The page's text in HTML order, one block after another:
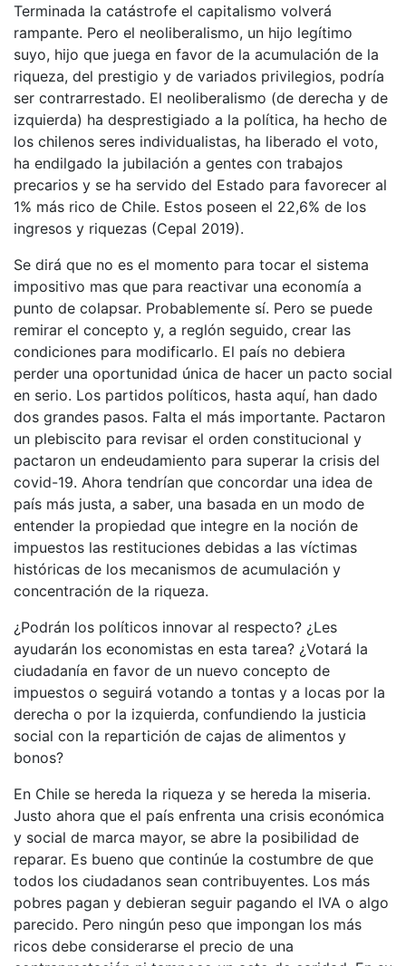
Terminada la catástrofe el capitalismo volverá
rampante. Pero el neoliberalismo, un hijo legítimo
suyo, hijo que juega en favor de la acumulación de la
riqueza, del prestigio y de variados privilegios, podría
ser contrarrestado. El neoliberalismo (de derecha y de
izquierda) ha desprestigiado a la política, ha hecho de
los chilenos seres individualistas, ha liberado el voto,
ha endilgado la jubilación a gentes con trabajos
precarios y se ha servido del Estado para favorecer al
1% más rico de Chile. Estos poseen el 22,6% de los
ingresos y riquezas (Cepal 2019).
Se dirá que no es el momento para tocar el sistema
impositivo mas que para reactivar una economía a
punto de colapsar. Probablemente sí. Pero se puede
remirar el concepto y, a reglón seguido, crear las
condiciones para modificarlo. El país no debiera
perder una oportunidad única de hacer un pacto social
en serio. Los partidos políticos, hasta aquí, han dado
dos grandes pasos. Falta el más importante. Pactaron
un plebiscito para revisar el orden constitucional y
pactaron un endeudamiento para superar la crisis del
covid-19. Ahora tendrían que concordar una idea de
país más justa, a saber, una basada en un modo de
entender la propiedad que integre en la noción de
impuestos las restituciones debidas a las víctimas
históricas de los mecanismos de acumulación y
concentración de la riqueza.
¿Podrán los políticos innovar al respecto? ¿Les
ayudarán los economistas en esta tarea? ¿Votará la
ciudadanía en favor de un nuevo concepto de
impuestos o seguirá votando a tontas y a locas por la
derecha o por la izquierda, confundiendo la justicia
social con la repartición de cajas de alimentos y
bonos?
En Chile se hereda la riqueza y se hereda la miseria.
Justo ahora que el país enfrenta una crisis económica
y social de marca mayor, se abre la posibilidad de
reparar. Es bueno que continúe la costumbre de que
todos los ciudadanos sean contribuyentes. Los más
pobres pagan y debieran seguir pagando el IVA o algo
parecido. Pero ningún peso que impongan los más
ricos debe considerarse el precio de una